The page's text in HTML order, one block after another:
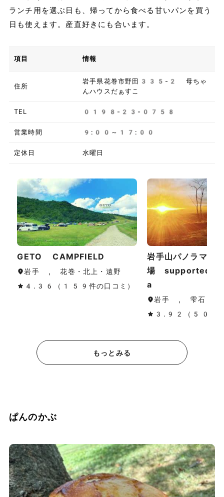
ランチ用を選ぶ日も、帰ってから食べる甘いパンを買う
日も使えます。産直好きにも合います。
項目 情報
住所
岩手県花巻市野田335-2 母ちゃ
んハウスだぁすこ
TEL 0198-23-0758
営業時間 9:00～17:00
定休日 水曜日
GETO CAMPFIELD
岩手 , 花巻・北上・遠野
4.36（159件の口コミ）
岩手山パノラマ大
場 supported
a
岩手 , 雫石
3.92（50件の
もっとみる
ぱんのかぶ